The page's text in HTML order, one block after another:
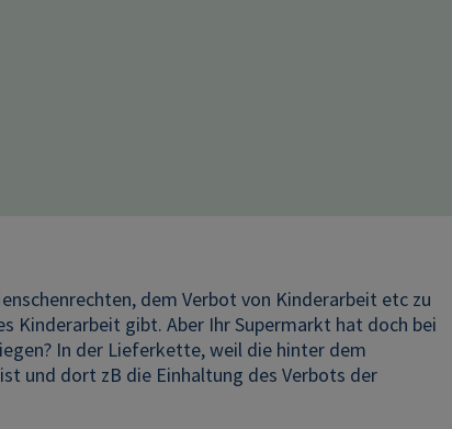
dem Verbot von Kinderarbeit etc zu
Kinderarbeit gibt. Aber Ihr Supermarkt hat doch bei
In der Lieferkette, weil die hinter dem
und dort zB die Einhaltung des Verbots der